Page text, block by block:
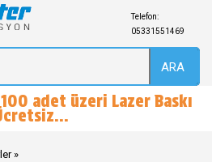
Telefon:
05331551469
ARA
adet üzeri Lazer Baskı